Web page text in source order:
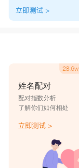
姓名配对
配对指数分析
了解你们如何相处